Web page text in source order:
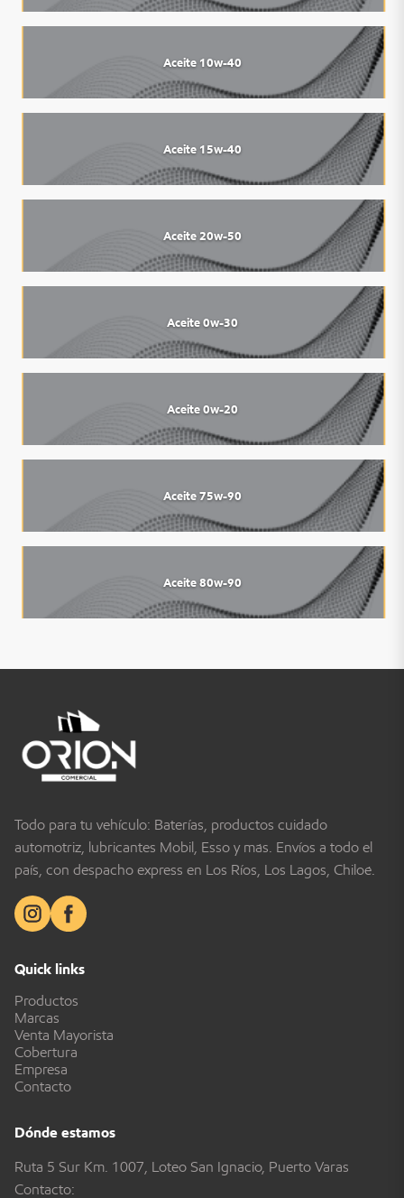
Aceite 10w-40
Aceite 15w-40
Aceite 20w-50
Aceite 0w-30
Aceite 0w-20
Aceite 75w-90
Aceite 80w-90
Todo para tu vehículo: Baterías, productos cuidado
automotriz, lubricantes Mobil, Esso y más. Envíos a todo el
país, con despacho express en Los Ríos, Los Lagos, Chiloé.
Quick links
Productos
Marcas
Venta Mayorista
Cobertura
Empresa
Contacto
Dónde estamos
Ruta 5 Sur Km. 1007, Loteo San Ignacio, Puerto Varas
Contacto: